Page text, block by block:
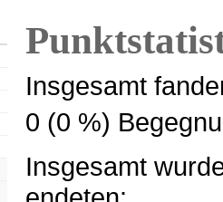
Insgesamt
0 (0 %)
Insgesamt